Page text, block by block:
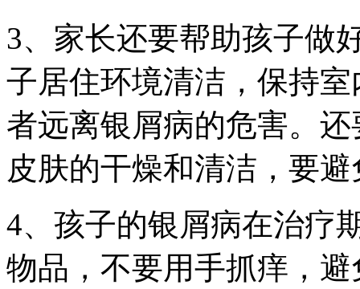
3、家长还要帮助孩子做
子居住环境清洁，保持
者远离银屑病的危害。
皮肤的干燥和清洁，要
4、孩子的银屑病在治疗
物品，不要用手抓痒，